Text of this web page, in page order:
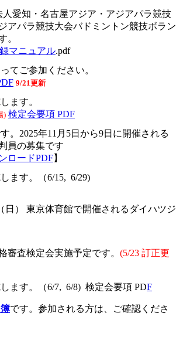
愛知・名古屋アジア・アジアパラ競技
アパラ競技大会バドミントン競技ボラン
。
マニュアル.pdf
てご参加ください。
9/21更新
ます。
) 検定会要項 PDF
。2025年11月5日から9日に開催される
員の募集です
ロードPDF】
ます。
（6/15, 6/29)
日） 東京体育館で開催されるダイハツジ
審査検定会実施予定です。 (5/23 訂正更
ます。 （6/7, 6/8) 検定会要項 PDF
です。参加される方は、ご確認くださ